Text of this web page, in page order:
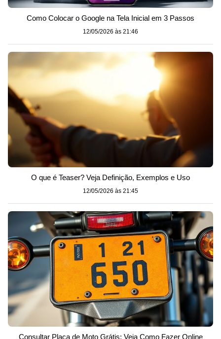
Como Colocar o Google na Tela Inicial em 3 Passos
12/05/2026 às 21:46
O que é Teaser? Veja Definição, Exemplos e Uso
12/05/2026 às 21:45
Consultar Placa de Moto Grátis: Veja Como Fazer Online